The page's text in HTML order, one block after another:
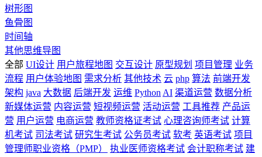
树形图
鱼骨图
时间轴
其他思维导图
全部 UI设计 用户旅程地图 交互设计 原型规划 项目管理 业务
流程 用户体验地图 需求分析 其他技术 云 php 算法 前端开发
架构 java 大数据 后端开发 运维 Python AI 渠道运营 数据分析
新媒体运营 内容运营 短视频运营 活动运营 工具推荐 产品运
营 用户运营 电商运营 教师资格证考试 心理咨询师考试 计算
机考试 司法考试 研究生考试 公务员考试 软考 英语考试 项目
管理师职业资格（PMP）
执业医师资格考试 会计职称考试 建